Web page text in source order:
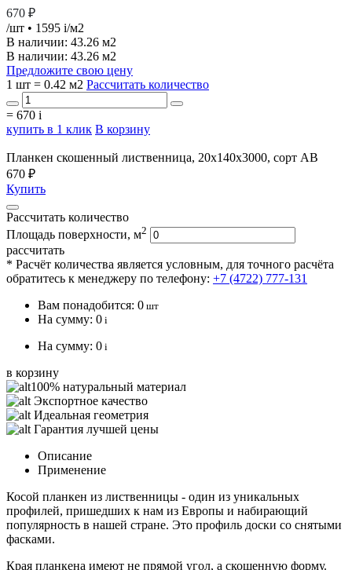
670 ₽
/шт • 1595 i/м2
В наличии: 43.26 м2
В наличии: 43.26 м2
Предложите свою цену
1 шт = 0.42 м2 Рассчитать количество
= 670 i
купить в 1 клик В корзину
Планкен скошенный лиственница, 20х140х3000, сорт АВ
670 ₽
Купить
Рассчитать количество
Площадь поверхности, м2
рассчитать
* Расчёт количества является условным, для точного расчёта
обратитесь к менеджеру по телефону: +7 (4722) 777-131
Вам понадобится: 0 шт
На сумму: 0 i
На сумму: 0 i
в корзину
100% натуральный материал
Экспортное качество
Идеальная геометрия
Гарантия лучшей цены
Описание
Применение
Косой планкен из лиственницы - один из уникальных
профилей, пришедших к нам из Европы и набирающий
популярность в нашей стране. Это профиль доски со снятыми
фасками.
Края планкена имеют не прямой угол, а скошенную форму.